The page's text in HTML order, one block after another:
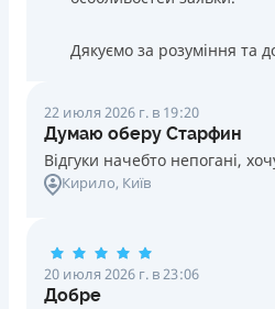
Дякуємо за розуміння та
22 июля 2026 г. в 19:20
Думаю оберу Старфин
Відгуки начебто непогані,
Кирило, Київ
20 июля 2026 г. в 23:06
Добре